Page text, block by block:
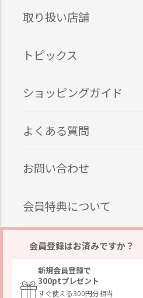
取り扱い店舗
トピックス
ショッピングガイド
よくある質問
お問い合わせ
会員特典について
ログイン
会員登録はお済みですか？
新規会員登録で
300ptプレゼント
すぐ使える300円分相当